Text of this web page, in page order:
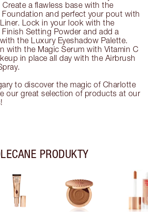
a flawless base with the
and perfect your pout with
Lock in your look with the
Setting Powder and add a
the Luxury Eyeshadow Palette.
with the Magic Serum with Vitamin C
in place all day with the Airbrush
to discover the magic of Charlotte
our great selection of products at our
PRODUKTY